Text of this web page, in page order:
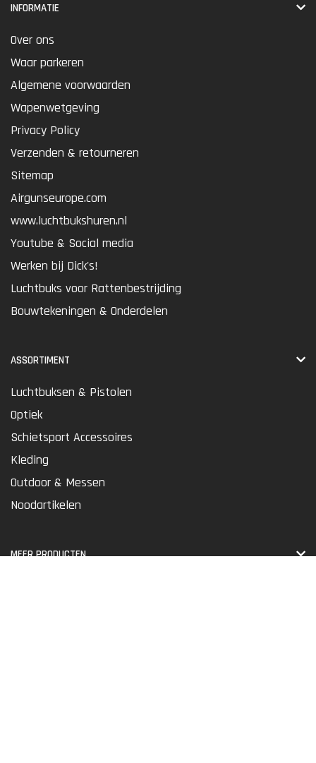
INFORMATIE
Over ons
Waar parkeren
Algemene voorwaarden
Wapenwetgeving
Privacy Policy
Verzenden & retourneren
Sitemap
Airgunseurope.com
www.luchtbukshuren.nl
Youtube & Social media
Werken bij Dick's!
Luchtbuks voor Rattenbestrijding
Bouwtekeningen & Onderdelen
ASSORTIMENT
Luchtbuksen & Pistolen
Optiek
Schietsport Accessoires
Kleding
Outdoor & Messen
Noodartikelen
MEER PRODUCTEN